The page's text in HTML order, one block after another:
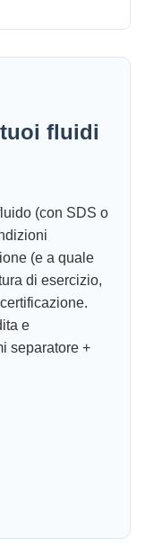
fluidi
(con SDS o
(e a quale
di esercizio,
e
separatore +